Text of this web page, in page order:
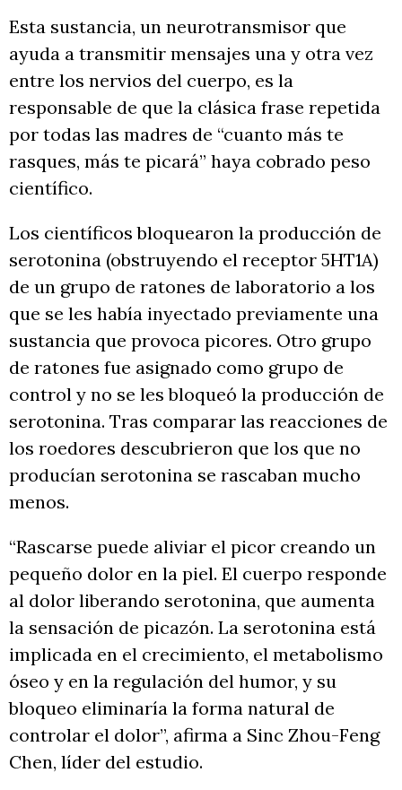
Esta sustancia, un neurotransmisor que
ayuda a transmitir mensajes una y otra vez
entre los nervios del cuerpo, es la
responsable de que la clásica frase repetida
por todas las madres de “cuanto más te
rasques, más te picará” haya cobrado peso
científico.
Los científicos bloquearon la producción de
serotonina (obstruyendo el receptor 5HT1A)
de un grupo de ratones de laboratorio a los
que se les había inyectado previamente una
sustancia que provoca picores. Otro grupo
de ratones fue asignado como grupo de
control y no se les bloqueó la producción de
serotonina. Tras comparar las reacciones de
los roedores descubrieron que los que no
producían serotonina se rascaban mucho
menos.
“Rascarse puede aliviar el picor creando un
pequeño dolor en la piel. El cuerpo responde
al dolor liberando serotonina, que aumenta
la sensación de picazón. La serotonina está
implicada en el crecimiento, el metabolismo
óseo y en la regulación del humor, y su
bloqueo eliminaría la forma natural de
controlar el dolor”, afirma a Sinc Zhou-Feng
Chen, líder del estudio.